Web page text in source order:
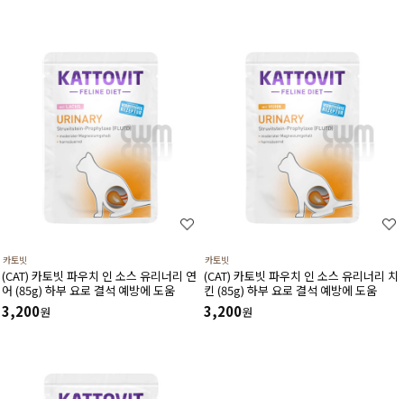
카토빗
(CAT) 카토빗 파우치 인 소스 유리너리 연
어 (85g) 하부 요로 결석 예방에 도움
3,200원
카토빗
(CAT) 카토빗 파우치 인 소스 유리너리 치
킨 (85g) 하부 요로 결석 예방에 도움
3,200원